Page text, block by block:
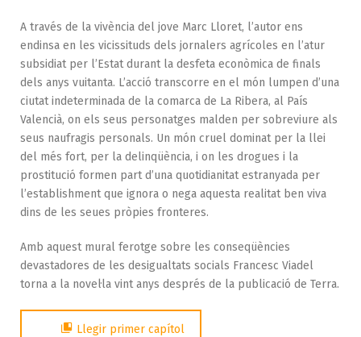
A través de la vivència del jove Marc Lloret, l’autor ens
endinsa en les vicissituds dels jornalers agrícoles en l’atur
subsidiat per l’Estat durant la desfeta econòmica de finals
dels anys vuitanta. L’acció transcorre en el món lumpen d’una
ciutat indeterminada de la comarca de La Ribera, al País
Valencià, on els seus personatges malden per sobreviure als
seus naufragis personals. Un món cruel dominat per la llei
del més fort, per la delinqüència, i on les drogues i la
prostitució formen part d’una quotidianitat estranyada per
l’establishment que ignora o nega aquesta realitat ben viva
dins de les seues pròpies fronteres.
Amb aquest mural ferotge sobre les conseqüències
devastadores de les desigualtats socials Francesc Viadel
torna a la novel·la vint anys després de la publicació de Terra.
Llegir primer capítol